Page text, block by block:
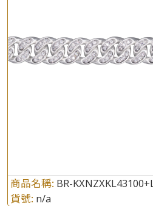
商品名稱: BR-
貨號: n/a